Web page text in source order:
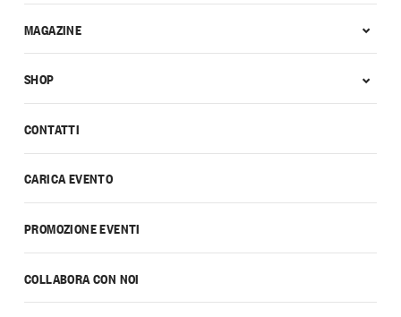
CONTATTI
CARICA EVENTO
PROMOZIONE EVENTI
COLLABORA CON NOI
MAGAZINE
SHOP